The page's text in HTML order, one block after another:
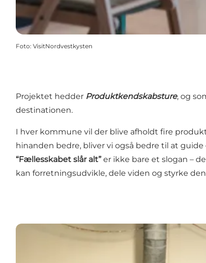
Foto: VisitNordvestkysten
Projektet hedder Produktkendskabsture, og
destinationen.
I hver kommune vil der blive afholdt fire
hinanden bedre, bliver vi også bedre til at
“Fællesskabet slår alt” er ikke bare et slogan –
kan forretningsudvikle, dele viden og styrke